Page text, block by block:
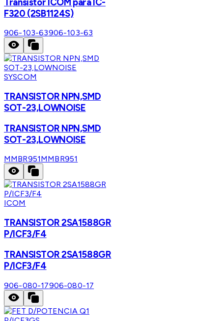
F320 (2SB1124S)
906-103-63906-103-63
SYSCOM
TRANSISTOR NPN,SMD
SOT-23,LOWNOISE
TRANSISTOR NPN,SMD
SOT-23,LOWNOISE
MMBR951MMBR951
ICOM
TRANSISTOR 2SA1588GR
P/ICF3/F4
TRANSISTOR 2SA1588GR
P/ICF3/F4
906-080-17906-080-17